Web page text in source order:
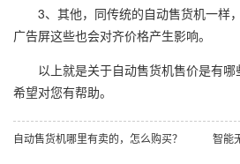
3、其他，同传统的自动售货机一样，
广告屏这些也会对齐价格产生影响。
以上就是关于自动售货机售价是有哪
希望对您有帮助。
自动售货机哪里有卖的，怎么购买？ 智能